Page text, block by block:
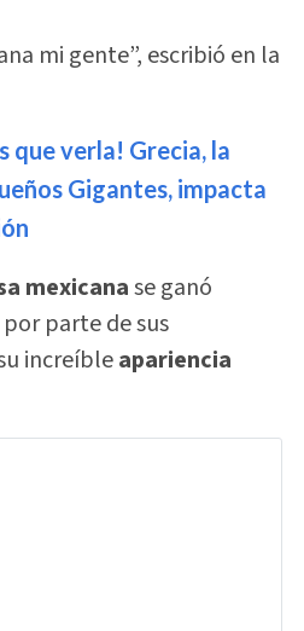
mi gente”, escribió en la
que verla! Grecia, la
Gigantes, impacta
mexicanase ganó
parte de sus
increíbleapariencia